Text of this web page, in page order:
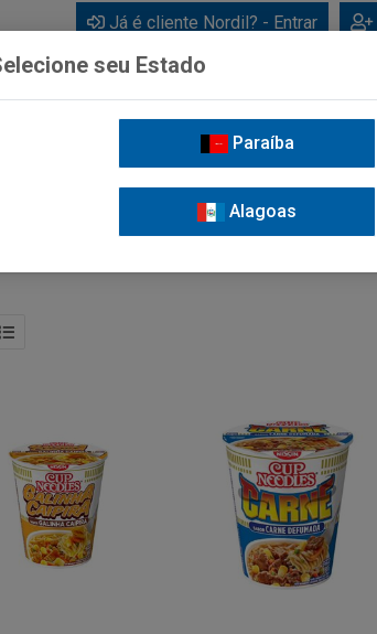
Já é cliente Nordil? - Entrar
seu Estado
Paraíba
Alagoas